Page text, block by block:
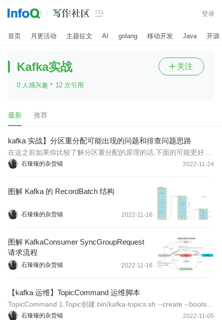
 登录
首页 月更活动 主题征文 AI golang 移动开发 Java 开源
Kafka实战
0 人感兴趣 · 12 次引用
 关注
最新 推荐
kafka 实战】分区重分配可能出现的问题和排查问题思路
石臻臻的杂货铺 2022-11-24
在这之前如果你比较了解分区重分配的原理的话,下面的可能更好理
解;推荐你阅读一下下面几篇文章(如果你点不进去说明我还没有发
图解 Kafka 的 RecordBatch 结构
石臻臻的杂货铺 2022-11-16
图解 KafkaConsumer SyncGroupRequest
请求流程
石臻臻的杂货铺 2022-11-16
【kafka 运维】TopicCommand 运维脚本
石臻臻的杂货铺 2022-11-05
TopicCommand 1.Topic创建 bin/kafka-topics.sh --create --bootstr
ap-server localhost:9092 --replication-factor 3 --partitions 3 --topi